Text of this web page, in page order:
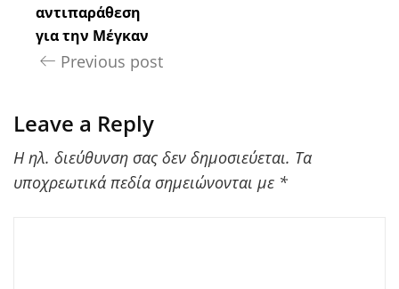
αντιπαράθεση
για την Μέγκαν
Previous post
Leave a Reply
Η ηλ. διεύθυνση σας δεν δημοσιεύεται. Τα
υποχρεωτικά πεδία σημειώνονται με *